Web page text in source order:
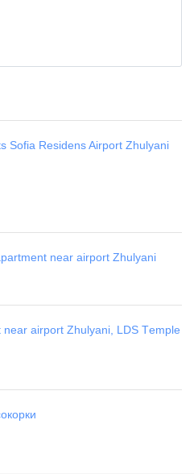
Sofia Residens Airport Zhulyani
near airport Zhulyani
near airport Zhulyani, LDS Tеmple